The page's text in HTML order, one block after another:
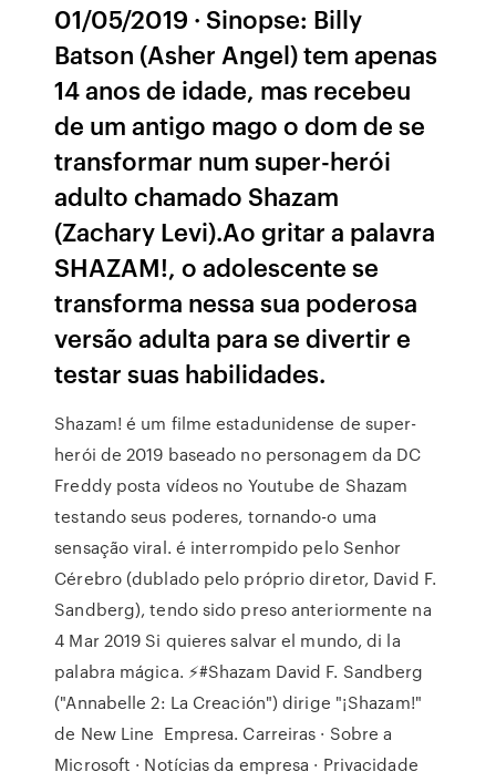
01/05/2019 · Sinopse: Billy
Batson (Asher Angel) tem apenas
14 anos de idade, mas recebeu
de um antigo mago o dom de se
transformar num super-herói
adulto chamado Shazam
(Zachary Levi).Ao gritar a palavra
SHAZAM!, o adolescente se
transforma nessa sua poderosa
versão adulta para se divertir e
testar suas habilidades.
Shazam! é um filme estadunidense de super-
herói de 2019 baseado no personagem da DC
Freddy posta vídeos no Youtube de Shazam
testando seus poderes, tornando-o uma
sensação viral. é interrompido pelo Senhor
Cérebro (dublado pelo próprio diretor, David F.
Sandberg), tendo sido preso anteriormente na
4 Mar 2019 Si quieres salvar el mundo, di la
palabra mágica. ⚡#Shazam David F. Sandberg
("Annabelle 2: La Creación") dirige "¡Shazam!"
de New Line Empresa. Carreiras · Sobre a
Microsoft · Notícias da empresa · Privacidade